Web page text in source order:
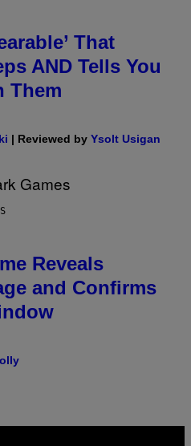
That
AND Tells You
Them
| Reviewed by Ysolt Usigan
Reveals
and Confirms